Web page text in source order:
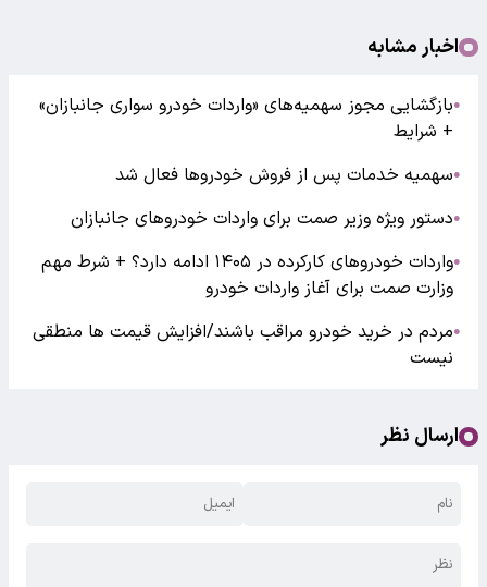
اخبار مشابه
●بازگشایی مجوز سهمیه‌های «واردات خودرو سواری جانبازان»
+ شرایط
●سهمیه خدمات پس از فروش خودرو‌ها فعال شد
●دستور ویژه وزیر صمت برای واردات خودروهای جانبازان
●
واردات خودروهای کارکرده در ۱۴۰۵ ادامه دارد؟ + شرط مهم
وزارت صمت برای آغاز واردات خودرو
●مردم در خرید خودرو مراقب باشند/افزایش قیمت ها منطقی
نیست
ارسال نظر